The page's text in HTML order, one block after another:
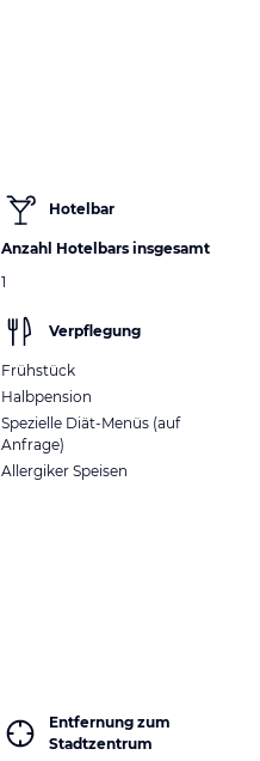
Hotelbar
Anzahl Hotelbars insgesamt
1
Verpflegung
Frühstück
Halbpension
Spezielle Diät-Menüs (auf
Anfrage)
Allergiker Speisen
Entfernung zum
Stadtzentrum